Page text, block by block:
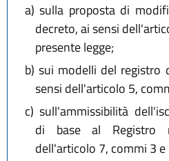
a) sulla proposta di
decreto, ai sensi
presente legge;
b) sui modelli del registro
sensi dell'articolo 5,
c) sull'ammissibilità
di base al Registro
dell'articolo 7, commi 3 e